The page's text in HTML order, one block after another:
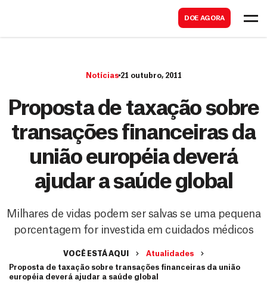
DOE AGORA
Notícias 21 outubro, 2011
Proposta de taxação sobre
transações financeiras da
união européia deverá
ajudar a saúde global
Milhares de vidas podem ser salvas se uma pequena
porcentagem for investida em cuidados médicos
VOCÊ ESTÁ AQUI
Atualidades
Proposta de taxação sobre transações financeiras da união
européia deverá ajudar a saúde global
a